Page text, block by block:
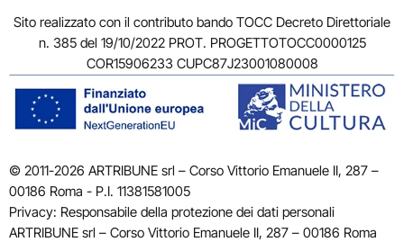
Sito realizzato con il contributo bando TOCC Decreto Direttoriale
n. 385 del 19/10/2022 PROT. PROGETTOTOCC0000125
COR15906233 CUPC87J23001080008
© 2011-2026 ARTRIBUNE srl – Corso Vittorio Emanuele II, 287 –
00186 Roma - P.I. 11381581005
Privacy: Responsabile della protezione dei dati personali
ARTRIBUNE srl – Corso Vittorio Emanuele II, 287 – 00186 Roma